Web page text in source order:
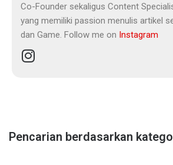
Co-Founder sekaligus Content
yang memiliki passion menulis artikel
dan Game. Follow me on Instagram
Pencarian berdasarkan